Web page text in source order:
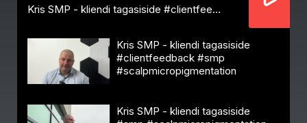
Kris SMP - kliendi tagasiside #clientfeedback #smp #scalpmicropigmentation
Kris SMP - kliendi tagasiside
#clientfeedback #smp
#scalpmicropigmentation
Kris SMP - kliendi tagasiside